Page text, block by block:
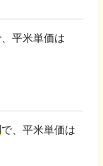
平米単価は
で、平米単価は